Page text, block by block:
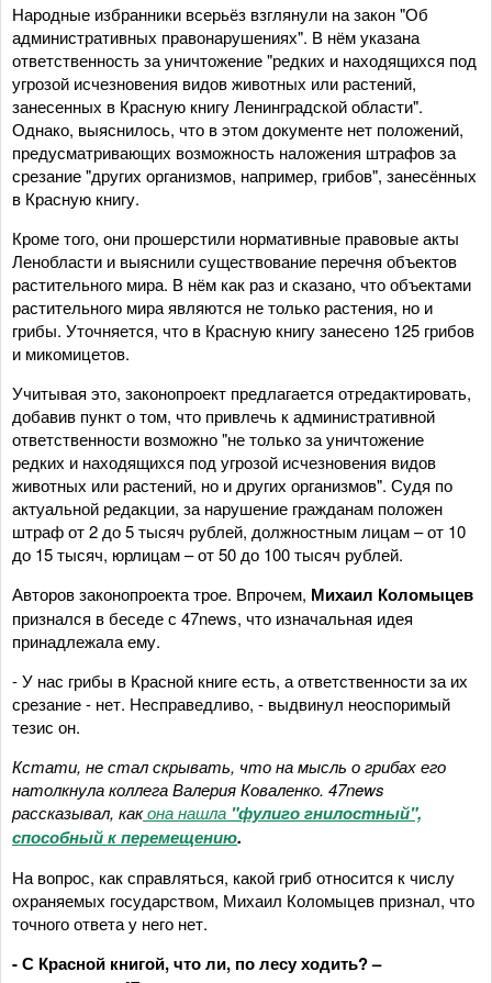
Народные избранники всерьёз взглянули на закон "Об
административных правонарушениях". В нём указана
ответственность за уничтожение "редких и находящихся под
угрозой исчезновения видов животных или растений,
занесенных в Красную книгу Ленинградской области".
Однако, выяснилось, что в этом документе нет положений,
предусматривающих возможность наложения штрафов за
срезание "других организмов, например, грибов", занесённых
в Красную книгу.
Кроме того, они прошерстили нормативные правовые акты
Ленобласти и выяснили существование перечня объектов
растительного мира. В нём как раз и сказано, что объектами
растительного мира являются не только растения, но и
грибы. Уточняется, что в Красную книгу занесено 125 грибов
и микомицетов.
Учитывая это, законопроект предлагается отредактировать,
добавив пункт о том, что привлечь к административной
ответственности возможно "не только за уничтожение
редких и находящихся под угрозой исчезновения видов
животных или растений, но и других организмов". Судя по
актуальной редакции, за нарушение гражданам положен
штраф от 2 до 5 тысяч рублей, должностным лицам – от 10
до 15 тысяч, юрлицам – от 50 до 100 тысяч рублей.
Авторов законопроекта трое. Впрочем, Михаил Коломыцев
признался в беседе с 47news, что изначальная идея
принадлежала ему.
- У нас грибы в Красной книге есть, а ответственности за их
срезание - нет. Несправедливо, - выдвинул неоспоримый
тезис он.
Кстати, не стал скрывать, что на мысль о грибах его
натолкнула коллега Валерия Коваленко. 47news
рассказывал, какона нашла "фулиго гнилостный",
способный к перемещению.
На вопрос, как справляться, какой гриб относится к числу
охраняемых государством, Михаил Коломыцев признал, что
точного ответа у него нет.
- С Красной книгой, что ли, по лесу ходить? –